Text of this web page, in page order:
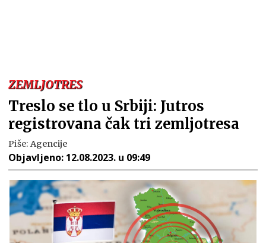
ZEMLJOTRES
Treslo se tlo u Srbiji: Jutros
registrovana čak tri zemljotresa
Piše: Agencije
Objavljeno: 12.08.2023. u 09:49